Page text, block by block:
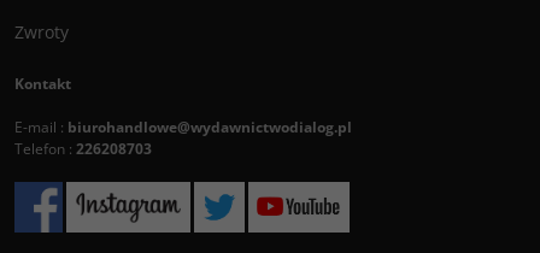
Zwroty
Kontakt
E-mail : biurohandlowe@wydawnictwodialog.pl
Telefon : 226208703